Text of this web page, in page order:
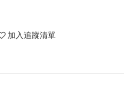
加入追蹤清單